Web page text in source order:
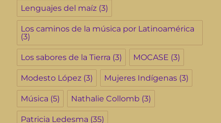
Lenguajes del maíz (3)
Los caminos de la música por Latinoamérica
(3)
Los sabores de la Tierra (3) MOCASE (3)
Modesto López (3) Mujeres Indígenas (3)
Música (5) Nathalie Collomb (3)
Patricia Ledesma (35)